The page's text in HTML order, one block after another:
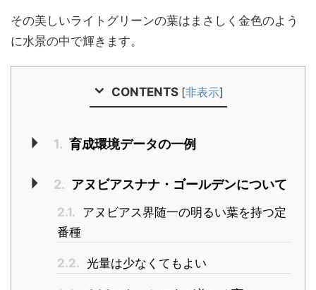
その美しいライトグリーンの葉はまさしく金色のよう
に水景の中で輝きます。
CONTENTS [非表示]
1. 育成環境データの一例
2. アヌビアスナナ・ゴールデンについて
2.1. アヌビアス界随一の明るい葉を持つ定
番種
2.2. 光量は少なくてもよい